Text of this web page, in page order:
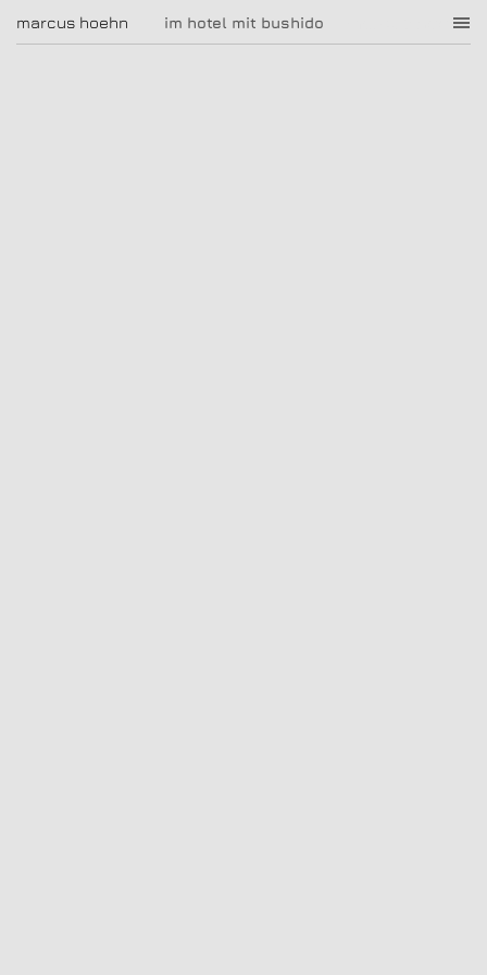
im hotel mit bushido
marcus hoehn marcus hoehn
|